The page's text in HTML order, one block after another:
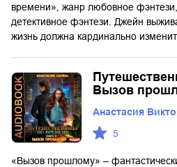
времени», жанр любовное фэнтези,
детективное фэнтези. Джейн
жизнь должна кардинально
Вызов
Анастасия
5
«Вызов прошлому» –